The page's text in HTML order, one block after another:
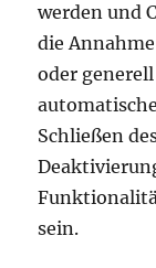
werden und
die
oder
Schließen
sein.